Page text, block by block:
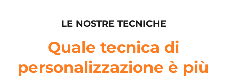
LE NOSTRE TECNICHE
Quale tecnica di
personalizzazione è più